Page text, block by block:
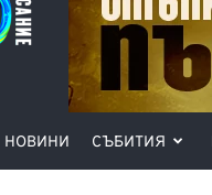
НОВИНИ СЪБИТИЯ